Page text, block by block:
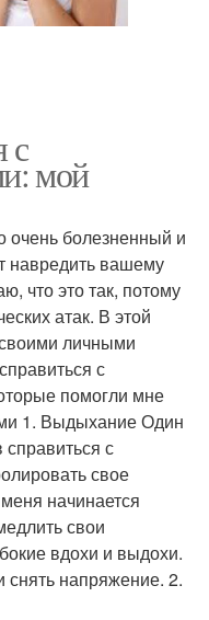
с
мой
очень болезненный и
навредить вашему
что это так, потому
атак. В этой
личными
с
помогли мне
1. Выдыхание Один
с
свое
начинается
свои
вдохи и выдохи.
снять напряжение. 2.